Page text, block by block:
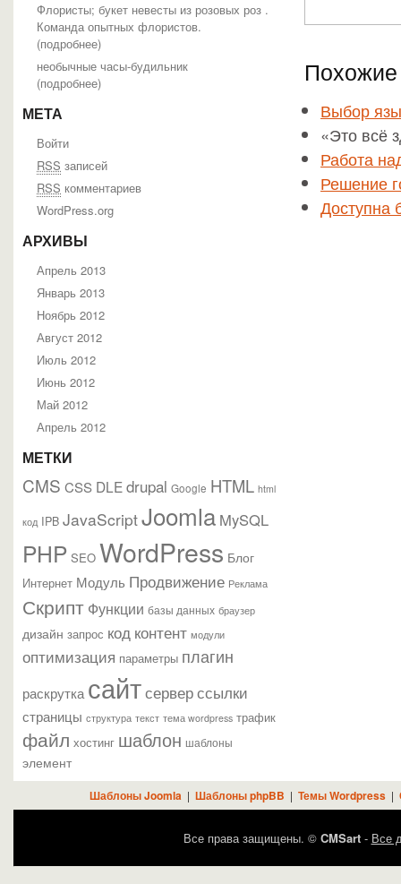
Флористы; букет невесты из розовых роз .
Команда опытных флористов.
(подробнее)
необычные часы-будильник
(подробнее)
МЕТА
Войти
RSS записей
RSS комментариев
WordPress.org
АРХИВЫ
Апрель 2013
Январь 2013
Ноябрь 2012
Август 2012
Июль 2012
Июнь 2012
Май 2012
Апрель 2012
МЕТКИ
CMS CSS DLEdrupal Google HTML html
код IPB JavaScriptJoomla MySQL
PHP SEO WordPress Блог
Интернет Модуль Продвижение Реклама
Скрипт Функции базы данных браузер
дизайн запрос код контент модули
оптимизация параметры плагин
раскрутка сайтсерверссылки
страницы структура текст тема wordpress трафик
файл хостинг шаблон шаблоны
элемент
Похожие
Выбор
«Это всё
Работа
Решение
Доступна
Шаблоны Joomla | Шаблоны phpBB | Темы Wordpress|
Все права защищены. © CMSart- Все